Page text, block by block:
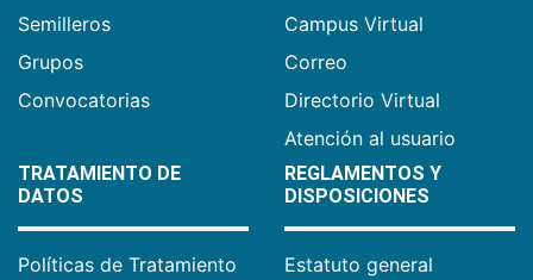
Semilleros
Grupos
Convocatorias
Campus Virtual
Correo
Directorio Virtual
Atención al usuario
TRATAMIENTO DE
DATOS
Políticas de Tratamiento
REGLAMENTOS Y
DISPOSICIONES
Estatuto general